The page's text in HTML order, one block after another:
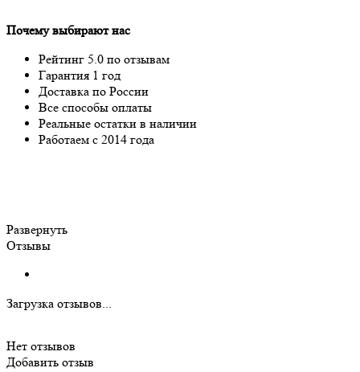
Почему выбирают нас
Рейтинг 5.0 по отзывам
Гарантия 1 год
Доставка по России
Все способы оплаты
Реальные остатки в наличии
Работаем с 2014 года
Развернуть
Отзывы
Загрузка отзывов...
Нет отзывов
Добавить отзыв